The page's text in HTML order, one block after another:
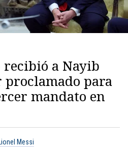
a Nayib
proclamado para
mandato en
Messi